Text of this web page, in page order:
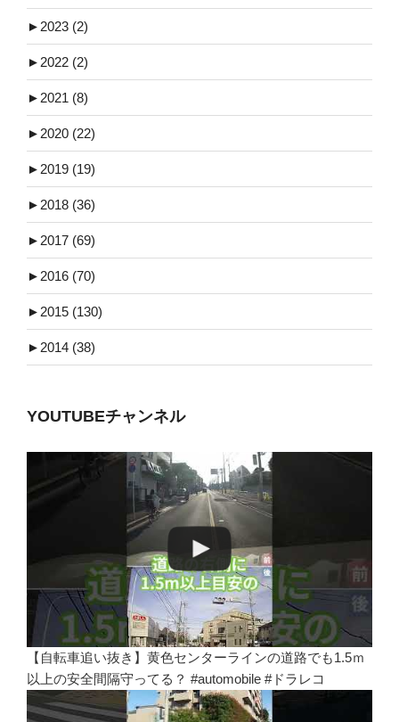
► 2023 (2)
► 2022 (2)
► 2021 (8)
► 2020 (22)
► 2019 (19)
► 2018 (36)
► 2017 (69)
► 2016 (70)
► 2015 (130)
► 2014 (38)
YOUTUBEチャンネル
【自転車追い抜き】黄色センターラインの道路でも1.5ｍ
以上の安全間隔守ってる？ #automobile #ドラレコ